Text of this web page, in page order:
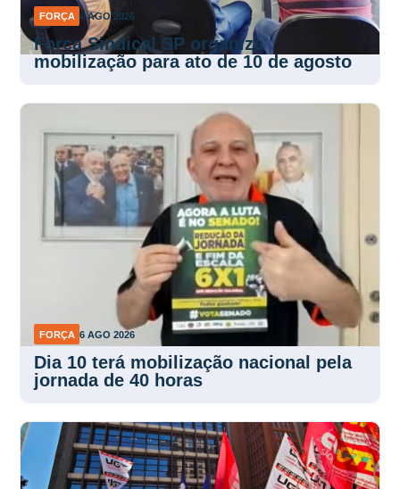
FORÇA 6 AGO 2026
Força Sindical SP organiza
mobilização para ato de 10 de agosto
FORÇA 6 AGO 2026
Dia 10 terá mobilização nacional pela
jornada de 40 horas